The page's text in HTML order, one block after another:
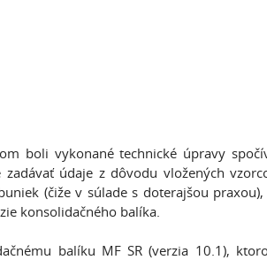
boli vykonané technické úpravy
údaje z dôvodu vložených
(čiže v súlade s doterajšou
konsolidačného balíka.
balíku MF SR (verzia 10.1),